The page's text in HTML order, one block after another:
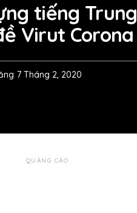
tiếng Trung
Virut Corona
7 Tháng 2, 2020
QUẢNG CÁO